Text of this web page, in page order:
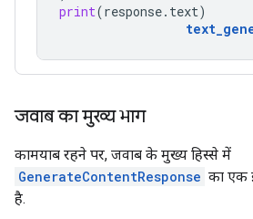
print(response. text)
जवाब का मुख्य भाग
कामयाब रहने पर, जवाब के मुख्य हिस्से में
GenerateContentResponse का एक
है.